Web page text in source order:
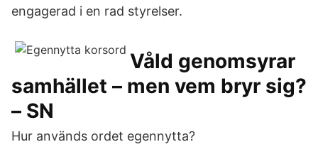
engagerad i en rad styrelser.
Våld genomsyrar
samhället – men vem bryr sig?
– SN
Hur används ordet egennytta?